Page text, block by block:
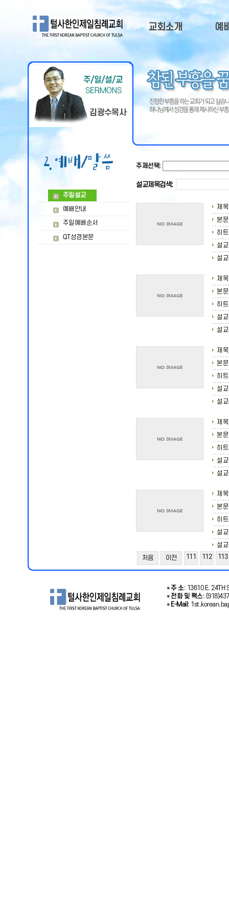
교회소개
담임목사
부교역자
목회비젼
교회광고
예
예
주일
QT
주일설교
예배안내
주일예배순서
QT성경본문
주제선택:
설교제목검색:
제목
본문
히트
설
설
제목
본문
히트
설
설
제목
본문
히트
설
설
제목
본문
히트
설
설
제목
본문
히트
설
설
처음
이전 111 112 113
* 주 소: 13610 E. 24TH
* 전화 및 팩스:
* E-Mail :